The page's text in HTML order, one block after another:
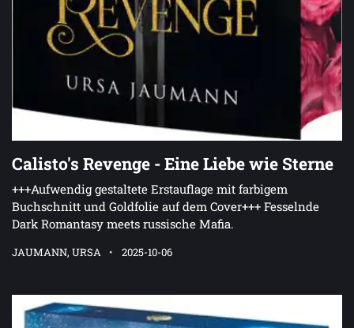
Calisto's Revenge - Eine Liebe wie Sterne
+++Aufwendig gestaltete Erstauflage mit farbigem
Buchschnitt und Goldfolie auf dem Cover+++ Fesselnde
Dark Romantasy meets russische Mafia.
JAUMANN, URSA 2025-10-06